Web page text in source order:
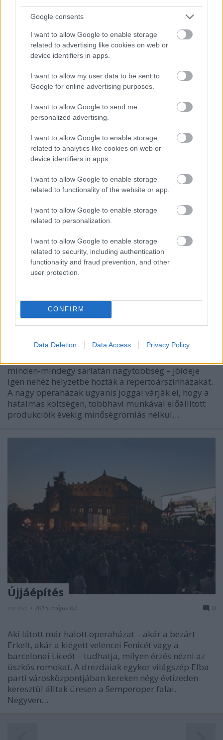
Google consents
I want to allow Google to enable storage
related to advertising like cookies on web or
device identifiers in apps.
I want to allow my user data to be sent to
Google for online advertising purposes.
I want to allow Google to send me
personalized advertising.
I want to allow Google to enable storage
related to analytics like cookies on web or
device identifiers in apps.
I want to allow Google to enable storage
related to functionality of the website or app.
I want to allow Google to enable storage
related to personalization.
I want to allow Google to enable storage
related to security, including authentication
functionality and fraud prevention, and other
user protection.
CONFIRM
Data Deletion Data Access Privacy Policy
Tavalyi eperlekvár
•2022. február 08.
Az embernek az az érzése, hogy a járvány okozta
hosszabb-rövidebb leállások és az állandó
lehet-e tartani egy kitűzött produkciót,
felértékelődött az előadások jelentősége. A zenekari
ünnep érzete,…
Nő és férfi
minden-mindegy sarlatán nagytöbbség – jóideje
igen nehéz helyzetbe hozták a repertoárszínházakat.
A nagy operaházak ugyanis joggal várják el, hogy a
hatalmas költségen, többhavi munkával előállított
produkcióik évekig minőségromlás nélkül…
Újjáépítés
caruso_ • 2015. május 07. 0
Aki látott már halott operaházat – akár a bezárt
Erkelt, akár a kiégett velencei Fenicét vagy a
barcelonai Liceót – tudhatja, milyen érzés nézni az
üszkös romokat. A drezdaiak egykor világszép Elba
parti városközpontjában kereken négy évtizeden
keresztül álltak üresen a Semperoper falai.
Negyven…